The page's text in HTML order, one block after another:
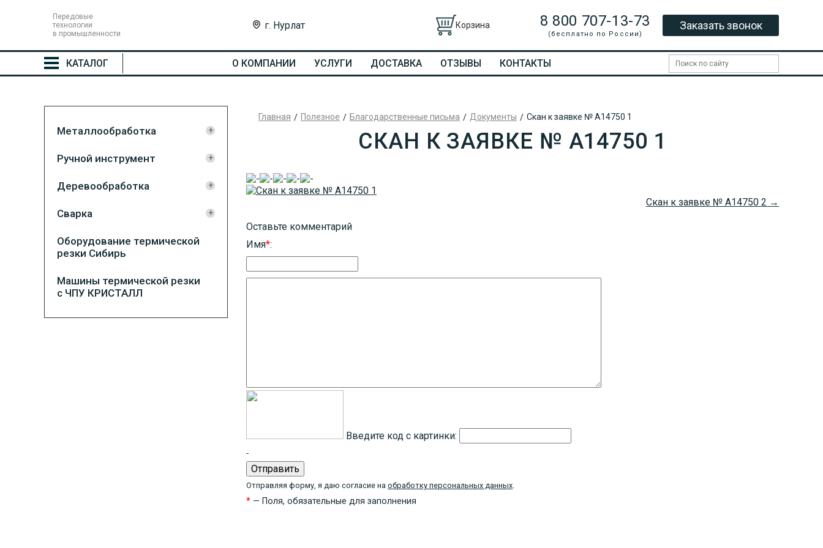
Передовые
технологии
в промышленности
г. Нурлат Корзина 8 800 707-13-73
(бесплатно по России)
Заказать звонок
КАТАЛОГ О КОМПАНИИ УСЛУГИ ДОСТАВКА ОТЗЫВЫ КОНТАКТЫ
Металлообработка
Ручной инструмент
Деревообработка
Сварка
Оборудование термической
резки Сибирь
Машины термической резки
с ЧПУ КРИСТАЛЛ
Главная Полезное Благодарственные письма Документы Скан к заявке № A14750 1
СКАН К ЗАЯВКЕ № A14750 1
Скан к заявке № A14750 2 →
Оставьте комментарий
Имя*:
Введите код с картинки:
Отправляя форму, я даю согласие на обработку персональных данных
* — Поля, обязательные для заполнения